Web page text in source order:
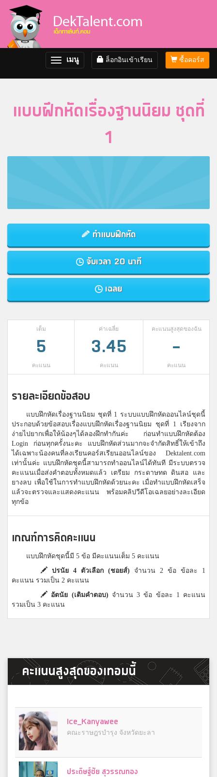
ซื้อคอร์ส
ล็อกอินเข้าเรียน
Toggle
navigation
เมนู
แบบฝึกหัดเรื่องฐานนิยม ชุดที่
1
ทำแบบฝึกหัด
จับเวลา 20 นาที
เฉลย
เต็ม
5
คะแนน
ค่าเฉลี่ย
3.45
คะแนน
คะแนนสูงสุดของฉัน
-
คะแนน
รายละเอียดข้อสอบ
แบบฝึกหัดเรื่องฐานนิยม ชุดที่ 1 ระบบแบบฝึกหัดออนไลน์ชุดนี้
ประกอบด้วยข้อสอบเรื่องแบบฝึกหัดเรื่องฐานนิยม ชุดที่ 1 เรียงจาก
ง่ายไปยากเพื่อให้น้องๆได้ลองฝึกทำกันค่ะ ก่อนทำแบบฝึกหัดต้อง
Login ก่อนทุกครั้งนะคะ แบบฝึกหัดส่วนมากจะจำกัดสิทธิ์ให้เข้าถึง
ได้เฉพาะน้องคนที่ลงเรียนคอร์สเรียนออนไลน์ของ Dektalent.com
เท่านั้นค่ะ แบบฝึกหัดชุดนี้สามารถทำออนไลน์ได้ทันที มีระบบตรวจ
คะแนนเมื่อส่งคำตอบทั้งหมดแล้ว เตรียม กระดาษทด ดินสอ และ
ยางลบ เพื่อใช้ในการทำแบบฝึกหัดด้วยนะคะ เมื่อทำแบบฝึกหัดเสร็จ
แล้วจะตรวจและแสดงคะแนน พร้อมคลิปวีดีโอเฉลยอย่างละเอียด
ทุกข้อ
เกณฑ์การคิดคะแนน
แบบฝึกหัดชุดนี้มี 5 ข้อ มีคะแนนเต็ม 5 คะแนน
ปรนัย 4 ตัวเลือก (ชอยส์) จำนวน 2 ข้อ ข้อละ 1
คะแนน รวมเป็น 2 คะแนน
อัตนัย (เติมคำตอบ) จำนวน 3 ข้อ ข้อละ 1 คะแนน
รวมเป็น 3 คะแนน
คะแนนสูงสุดของเทอมนี้
Ice_Kanyawee
คณะราษฎรบำรุง จังหวัดยะลา
ประดิษฐ์ชัย สุวรรณทอง